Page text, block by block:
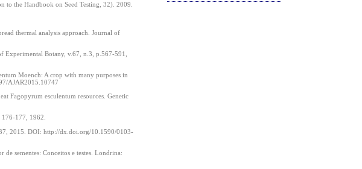
the Handbook on Seed Testing, 32). 2009.
thermal analysis approach. Journal of
Experimental Botany, v.67, n.3, p.567-591,
Moench: A crop with many purposes in
AJAR2015.10747
Fagopyrum esculentum resources. Genetic
177, 1962.
2015. DOI: http://dx.doi.org/10.1590/0103-
sementes: Conceitos e testes. Londrina: